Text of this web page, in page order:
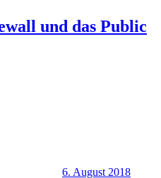
und das Public
6. August 2018